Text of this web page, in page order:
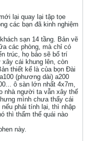
lại quay lại tập tọe
các bạn đã kinh nghiệm
sạn 14 tầng. Bản vẽ
các phòng, mà chỉ có
trúc, họ bảo sẽ bố trí
cái khung lên, còn
thiết kế là của bọn Đài
(phương dài) a200
ô sàn lớn nhất 4x7m,
nhà người ta vẫn xây thế
mình chưa thấy cái
phải tính lại, thì nhập
thì thẩm thế quái nào
này.